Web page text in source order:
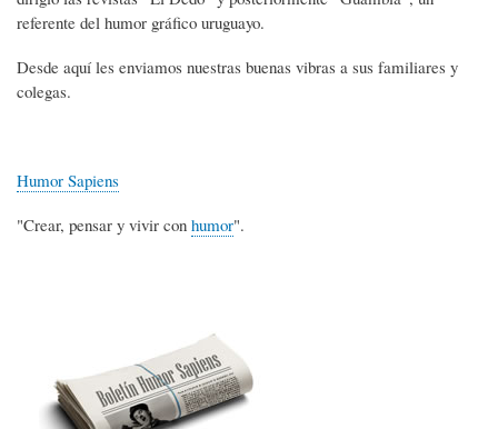
referente del humor gráfico uruguayo.
Desde aquí les enviamos nuestras buenas vibras a sus familiares y
colegas.
Humor Sapiens
"Crear, pensar y vivir con humor".